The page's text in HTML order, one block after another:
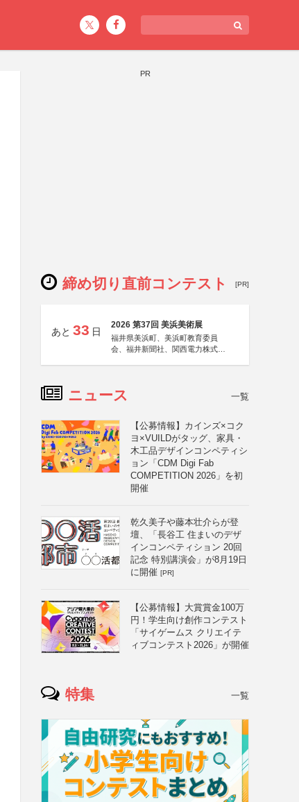
PR
締め切り直前コンテスト [PR]
あと 33 日
2026 第37回 美浜美術展
福井県美浜町、美浜町教育委員
会、福井新聞社、関西電力株式会
ニュース 一覧
【公募情報】カインズ×コク
ヨ×VUILDがタッグ、家具・
木工品デザインコンペティシ
ョン「CDM Digi Fab
COMPETITION 2026」を初
開催
乾久美子や藤本壮介らが登
壇、「長谷工 住まいのデザ
インコンペティション 20回
記念 特別講演会」が8月19日
に開催 [PR]
【公募情報】大賞賞金100万
円！学生向け創作コンテスト
「サイゲームス クリエイテ
ィブコンテスト2026」が開催
特集 一覧